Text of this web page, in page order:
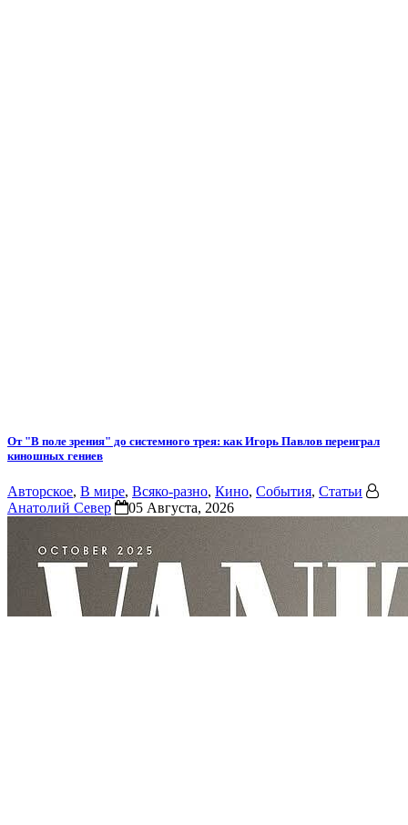
От "В поле зрения" до системного трея: как Игорь Павлов переиграл
киношных гениев
Авторское, В мире, Всяко-разно, Кино, События, Статьи
Анатолий Север
05 Августа, 2026